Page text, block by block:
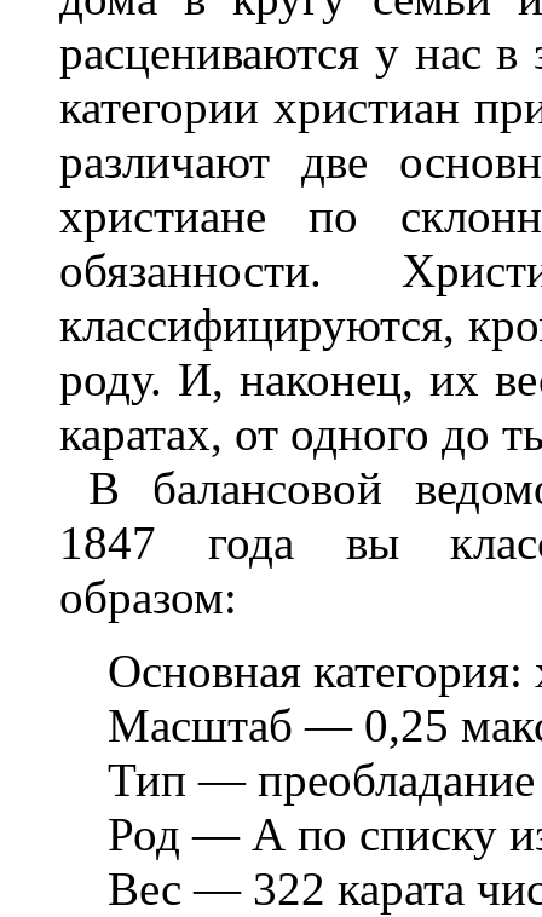
расцениваются у нас в
категории христиан
различают две
христиане по
обязанности.
классифицируются,
роду. И, наконец, их
каратах, от одного до
В балансовой
1847 года вы
образом:
Основная
Масштаб—0,25
Тип—
Род—А по списку
Вес—322 карата